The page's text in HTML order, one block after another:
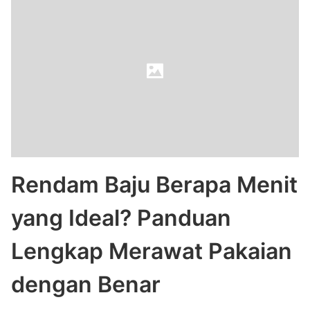
Rendam Baju Berapa Menit
yang Ideal? Panduan
Lengkap Merawat Pakaian
dengan Benar